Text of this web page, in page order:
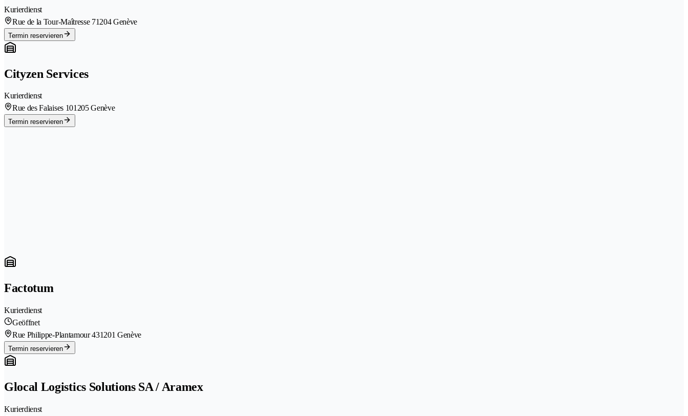
Kurierdienst
Rue de la Tour-Maîtresse 71204 Genève
Termin reservieren
Cityzen Services
Kurierdienst
Rue des Falaises 101205 Genève
Termin reservieren
Factotum
Kurierdienst
Geöffnet
Rue Philippe-Plantamour 431201 Genève
Termin reservieren
Glocal Logistics Solutions SA / Aramex
Kurierdienst